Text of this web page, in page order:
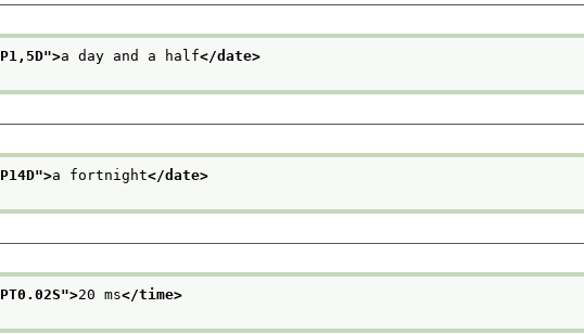
P1,5D">a day and a half</date>
P14D">a fortnight</date>
PT0.02S">20 ms</time>